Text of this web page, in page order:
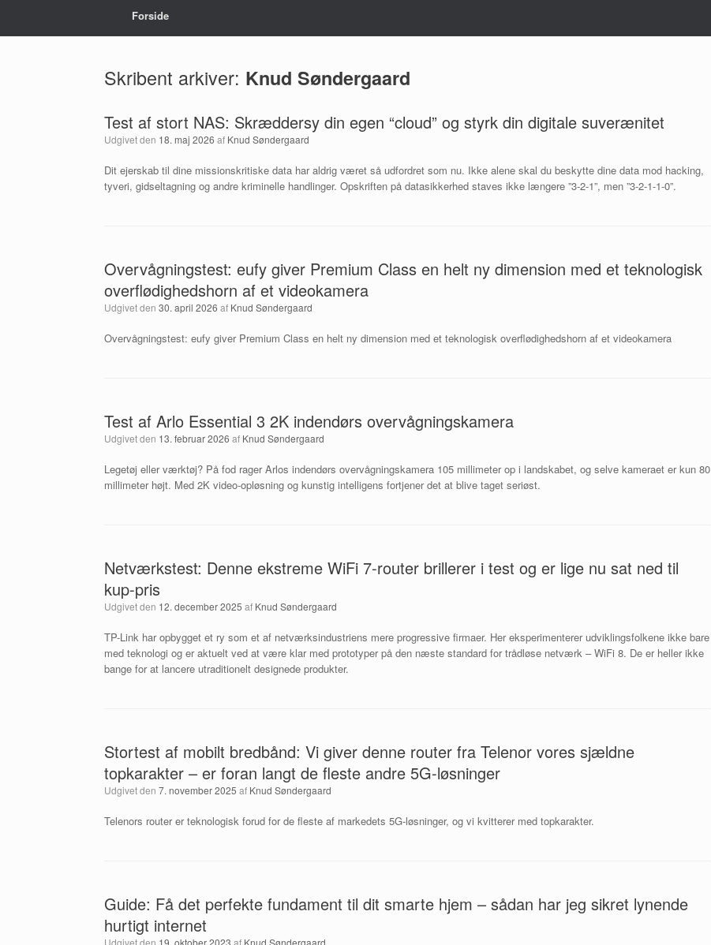
Forside
Skribent arkiver: Knud Søndergaard
Test af stort NAS: Skræddersy din egen “cloud” og styrk din digitale suverænitet
Udgivet den 18. maj 2026 af Knud Søndergaard
Dit ejerskab til dine missionskritiske data har aldrig været så udfordret som nu. Ikke alene skal du beskytte dine data mod hacking,
tyveri, gidseltagning og andre kriminelle handlinger. Opskriften på datasikkerhed staves ikke længere ”3-2-1”, men ”3-2-1-1-0”.
Overvågningstest: eufy giver Premium Class en helt ny dimension med et teknologisk
overflødighedshorn af et videokamera
Udgivet den 30. april 2026 af Knud Søndergaard
Overvågningstest: eufy giver Premium Class en helt ny dimension med et teknologisk overflødighedshorn af et videokamera
Test af Arlo Essential 3 2K indendørs overvågningskamera
Udgivet den 13. februar 2026 af Knud Søndergaard
Legetøj eller værktøj? På fod rager Arlos indendørs overvågningskamera 105 millimeter op i landskabet, og selve kameraet er kun 80
millimeter højt. Med 2K video-opløsning og kunstig intelligens fortjener det at blive taget seriøst.
Netværkstest: Denne ekstreme WiFi 7-router brillerer i test og er lige nu sat ned til
kup-pris
Udgivet den 12. december 2025 af Knud Søndergaard
TP-Link har opbygget et ry som et af netværksindustriens mere progressive firmaer. Her eksperimenterer udviklingsfolkene ikke bare
med teknologi og er aktuelt ved at være klar med prototyper på den næste standard for trådløse netværk – WiFi 8. De er heller ikke
bange for at lancere utraditionelt designede produkter.
Stortest af mobilt bredbånd: Vi giver denne router fra Telenor vores sjældne
topkarakter – er foran langt de fleste andre 5G-løsninger
Udgivet den 7. november 2025 af Knud Søndergaard
Telenors router er teknologisk forud for de fleste af markedets 5G-løsninger, og vi kvitterer med topkarakter.
Guide: Få det perfekte fundament til dit smarte hjem – sådan har jeg sikret lynende
hurtigt internet
Udgivet den 19. oktober 2023 af Knud Søndergaard